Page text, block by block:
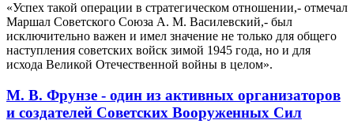
«Успех такой операции в стратегическом отношении,- отмечал
Маршал Советского Союза А. М. Василевский,- был
исключительно важен и имел значение не только для общего
наступления советских войск зимой 1945 года, но и для
исхода Великой Отечественной войны в целом».
М. В. Фрунзе - один из активных организаторов
и создателей Советских Вооруженных Сил